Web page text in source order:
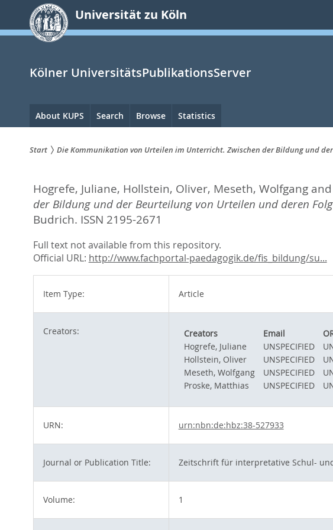
springen
Universität zu Köln
Kölner UniversitätsPublikationsServer
Hauptnavigation
About KUPS Search Browse Statistics
sind
hier:
Start Die Kommunikation von Urteilen im Unterricht. Zwischen der Bildung und
Hogrefe, Juliane, Hollstein, Oliver, Meseth, Wolfgangand
der Bildung und der Beurteilung von Urteilen und deren
Budrich. ISSN 2195-2671
Full text not available from this repository.
Official URL: http://www.fachportal-paedagogik.de/fis_bildung/su...
Item Type: Article
Creators: Creators Email
Hogrefe, Juliane
UNSPECIFIED
Hollstein, Oliver
UNSPECIFIED
Meseth, Wolfgang
UNSPECIFIED
Proske, Matthias
UNSPECIFIED
URN: urn:nbn:de:hbz:38-527933
Journal or Publication Title: Zeitschrift für interpretative Schul-
Volume: 1